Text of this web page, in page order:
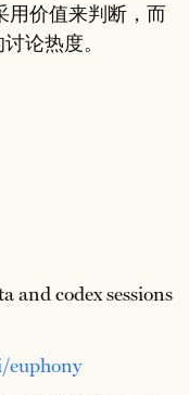
用价值来判断，而
论热度。
and codex sessions